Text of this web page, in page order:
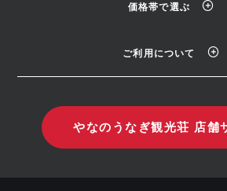
価格帯で選ぶ
ご利用について
やなのうなぎ観光荘 店舗